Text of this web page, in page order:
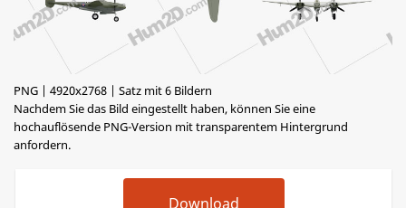
PNG | 4920x2768 | Satz mit 6 Bildern
Nachdem Sie das Bild eingestellt haben, können Sie eine
hochauflösende PNG-Version mit transparentem Hintergrund
anfordern.